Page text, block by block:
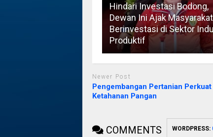
Hindari Investasi Bodong,
Dewan Ini Ajak Masyarakat
Berinvestasi di Sektor
Produktif
Newer Post
Pengembangan Pertanian
Ketahanan Pangan
COMMENTS WORDPRESS: